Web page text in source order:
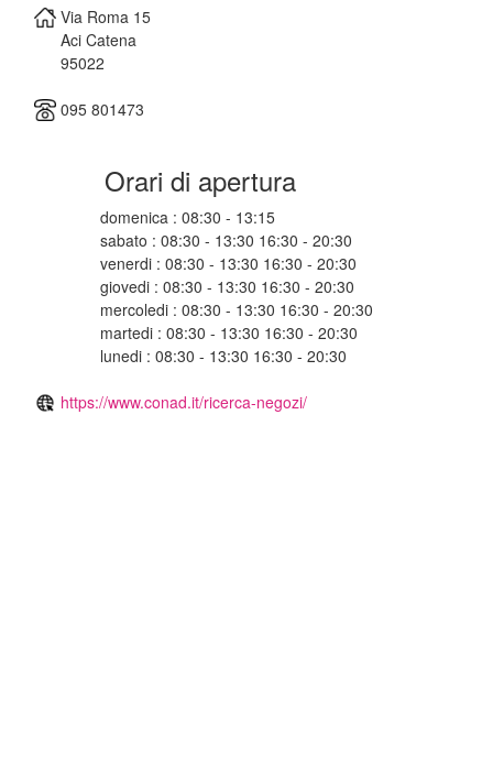
Via Roma 15
Aci Catena
95022
095 801473
Orari di apertura
domenica : 08:30 - 13:15
sabato : 08:30 - 13:30 16:30 - 20:30
venerdi : 08:30 - 13:30 16:30 - 20:30
giovedi : 08:30 - 13:30 16:30 - 20:30
mercoledi : 08:30 - 13:30 16:30 - 20:30
martedi : 08:30 - 13:30 16:30 - 20:30
lunedi : 08:30 - 13:30 16:30 - 20:30
https://www.conad.it/ricerca-negozi/